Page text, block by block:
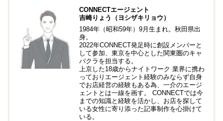
CONNECTエージェント
吉崎りょう（ヨシザキリョウ）
1984年（昭和59年）9月生まれ。秋田県出
身。
2022年CONNECT発足時に創設メンバーと
して参加、東京を中心とした関東圏のキャ
バクラを担当する。
上京した18歳からナイトワーク 業界に携わ
っておりエージェント経験のみならず自身
でお店経営の経験もある為、一介のエージ
ェントとは一線を画す。 CONNECTでは今
までの知識と経験を活かし、お店を探して
いる女性に寄り添った記事制作を心掛けて
いる。